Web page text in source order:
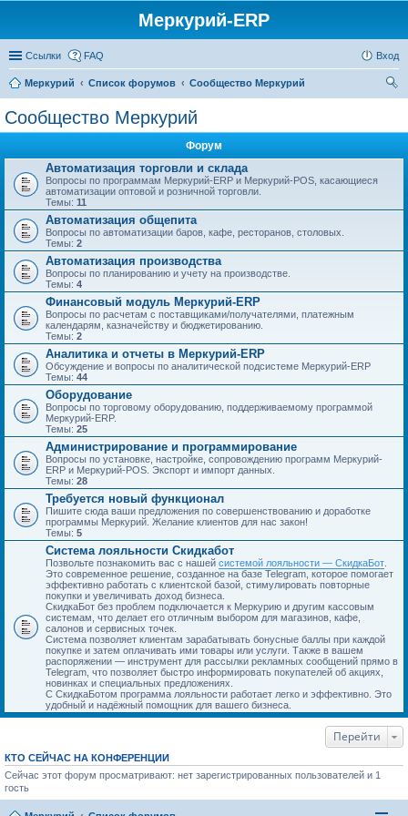
Меркурий-ERP
Ссылки FAQ Вход
Меркурий Список форумов
Сообщество Меркурий
Сообщество Меркурий
Форум
Автоматизация торговли и склада
Вопросы по программам Меркурий-ERP и Меркурий-POS, касающиеся
автоматизации оптовой и розничной торговли.
Темы: 11
Автоматизация общепита
Вопросы по автоматизации баров, кафе, ресторанов, столовых.
Темы: 2
Автоматизация производства
Вопросы по планированию и учету на производстве.
Темы: 4
Финансовый модуль Меркурий-ERP
Вопросы по расчетам с поставщиками/получателями, платежным
календарям, казначейству и бюджетированию.
Темы: 2
Аналитика и отчеты в Меркурий-ERP
Обсуждение и вопросы по аналитической подсистеме Меркурий-ERP
Темы: 44
Оборудование
Вопросы по торговому оборудованию, поддерживаемому программой
Меркурий-ERP.
Темы: 25
Администрирование и программирование
Вопросы по установке, настройке, сопровождению программ Меркурий-
ERP и Меркурий-POS. Экспорт и импорт данных.
Темы: 28
Требуется новый функционал
Пишите сюда ваши предложения по совершенствованию и доработке
программы Меркурий. Желание клиентов для нас закон!
Темы: 5
Система лояльности Скидкабот
Позвольте познакомить вас с нашей системой лояльности — СкидкаБот
Это современное решение, созданное на базе Telegram, которое помогает
эффективно работать с клиентской базой, стимулировать повторные
покупки и увеличивать доход бизнеса.
СкидкаБот без проблем подключается к Меркурию и другим кассовым
системам, что делает его отличным выбором для магазинов, кафе,
салонов и сервисных точек.
Система позволяет клиентам зарабатывать бонусные баллы при каждой
покупке и затем оплачивать ими товары или услуги. Также в вашем
распоряжении — инструмент для рассылки рекламных сообщений прямо в
Telegram, что позволяет быстро информировать покупателей об акциях,
новинках и специальных предложениях.
С СкидкаБотом программа лояльности работает легко и эффективно. Это
удобный и надёжный помощник для вашего бизнеса.
Перейти
КТО СЕЙЧАС НА КОНФЕРЕНЦИИ
Сейчас этот форум просматривают: нет зарегистрированных пользователей и 1
гость